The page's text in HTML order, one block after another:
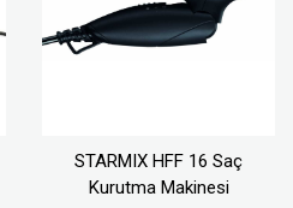
STARMIX HFF 16 Saç
Kurutma Makinesi